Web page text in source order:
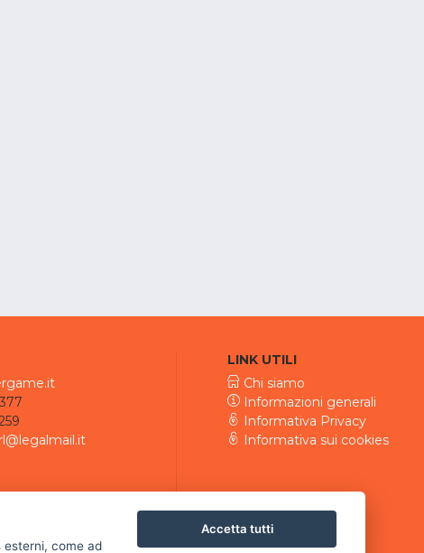
LINK UTILI
Chi siamo
Informazioni generali
Informativa Privacy
Informativa sui cookies
esterni, come ad
Accetta tutti